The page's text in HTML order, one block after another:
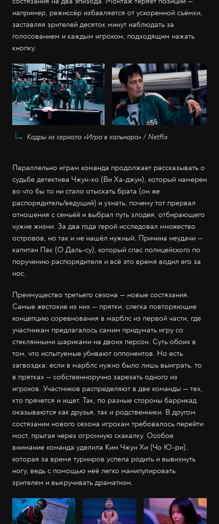
например, режиссёр избавляется от ускоренной съёмки,
заставляя зрителей десяток минут наблюдать за
голосованием и каждым игроком, подходящим нажать
кнопку.
Кадры из сериала «Игра в кальмара» / Netflix
Параллельно играм команда продолжает рассказывать о
судьбе детектива Чжун-хо (Ви Ха-джун), который намерен
во что бы то ни стало отыскать брата (он же
распорядитель/ведущий) и узнать, почему тот прервал
отношения с семьёй и выбрал путь злодея, отбирающего
чужие жизни. За два года герой исследовал множество
островов, но так и не нашёл нужный. Причина неудачи —
капитан Пак (О Даль-су), который спас полицейского по
поручению распорядителя и всё это время водил его за
нос.
Преимущество третьего сезона — новые состязания.
Самые жестокие из них — прятки, слегка повторяющие
концепцию соревнования в марблс из первой части, где
участникам предлагалось самим придумать игру со
стеклянными шариками на двоих персон. Суть обоих в
том, что испытуемые убивают оппонентов. Но есть
загвоздка: если в марблс нужно было лишь выиграть, то
в прятках — собственноручно зарезать одного из
игроков. Участников распределяют в две команды — тех,
кто прячется и ищет. Так, по разные стороны баррикад
оказываются как друзья, так и родственники. В другом
состязании нового сезона игрокам требовалось перейти
мост, прыгая через огромную скакалку. Особое
внимание команда уделила Ким Чжун Хи (Чо Ю-ри),
которая за время турниров успела родить и вывихнуть
ногу, ведь с помощью неё легко манипулировать
зрителем и выкручивать драматизм.